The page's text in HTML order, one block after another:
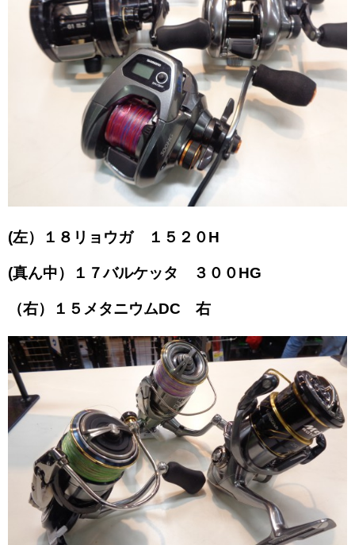
(左）１８リョウガ １５２０H
(真ん中）１７バルケッタ ３０ ０HG
（右）１５メタニウムDC 右